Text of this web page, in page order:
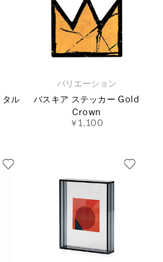
ル
バリエーション
バスキア ステッカー Gold
Crown
￥1,100